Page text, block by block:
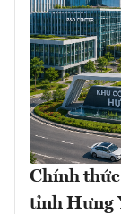
Chính
tỉnh Hưng